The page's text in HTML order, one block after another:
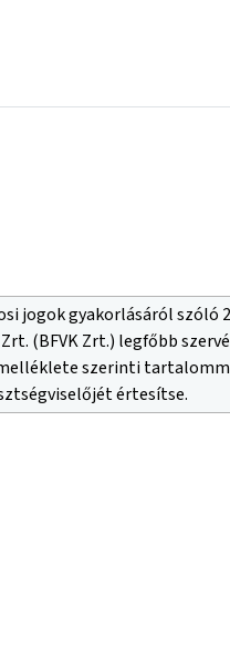
gyakorlásáról szóló
(BFVK Zrt.) legfőbb
szerinti
értesítse.